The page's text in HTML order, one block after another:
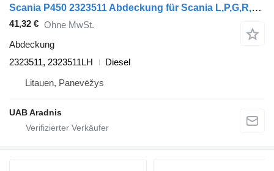
Scania P450 2323511 Abdeckung für Scania L,P,G,R,S series LKW
41,32 € Ohne MwSt.
Abdeckung
2323511, 2323511LH
Diesel
Litauen, Panevėžys
UAB Aradnis